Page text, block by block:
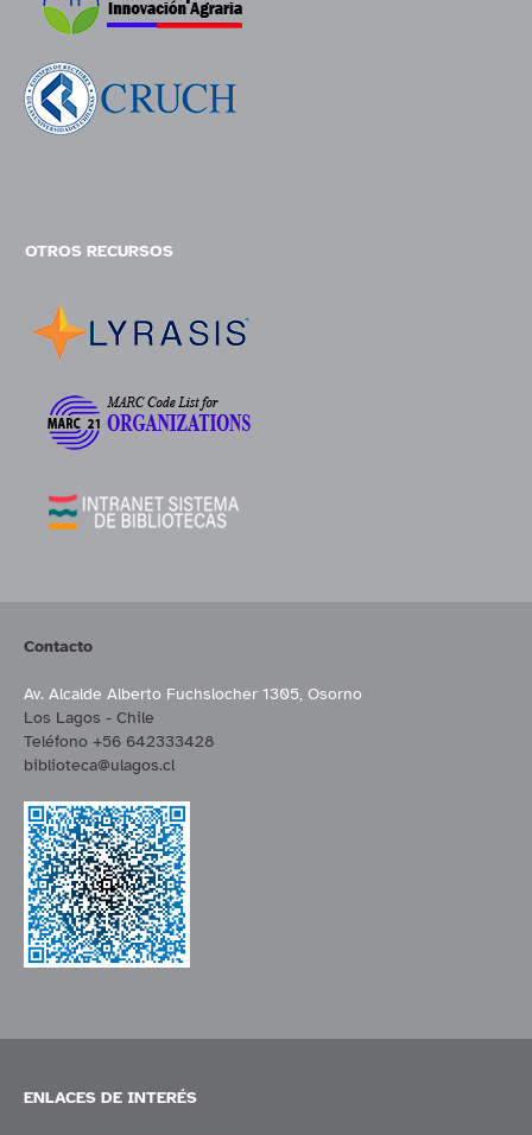
OTROS RECURSOS
Contacto
Av. Alcalde Alberto Fuchslocher 1305, Osorno
Los Lagos - Chile
Teléfono +56 642333428
biblioteca@ulagos.cl
ENLACES DE INTERÉS